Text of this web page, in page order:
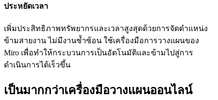
ประหยัดเวลา
เพิ่มประสิทธิภาพทรัพยากรและเวลาสูงสุดด้วยการจัดตำแหน่ง
ข้ามสายงาน ไม่มีงานซ้ำซ้อน ใช้เครื่องมือการวางแผนของ
Miro เพื่อทำให้กระบวนการเป็นอัตโนมัติและข้ามไปสู่การ
ดำเนินการได้เร็วขึ้น
เป็นมากกว่าเครื่องมือวางแผนออนไลน์